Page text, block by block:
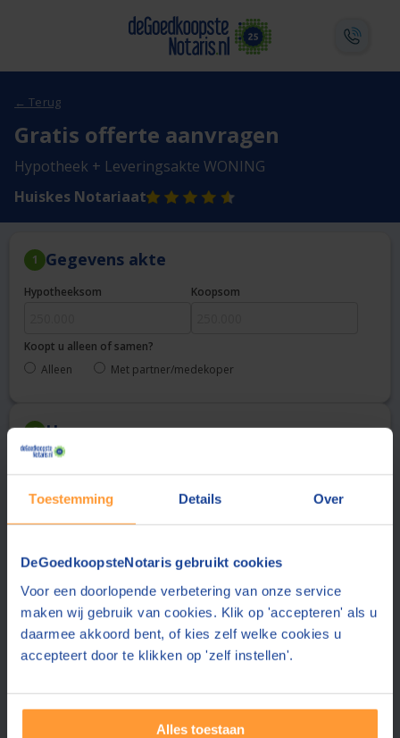
Toestemming Details Over
DeGoedkoopsteNotaris gebruikt cookies
Voor een doorlopende verbetering van onze service
maken wij gebruik van cookies. Klik op 'accepteren' als u
daarmee akkoord bent, of kies zelf welke cookies u
accepteert door te klikken op 'zelf instellen'.
Alles toestaan
← Terug
Gratis offerte aanvragen
Hypotheek + Leveringsakte WONING
Huiskes Notariaat
1 Gegevens akte
Hypotheeksom Koopsom
Koopt u alleen of samen?
Alleen
Met partner/medekoper
2 Uw gegevens
Aanhef
De notaris stuurt de offerte aan dit e-mailadres
Telefoonnummer
Uw telefoonnummer delen wij alleen met de notaris